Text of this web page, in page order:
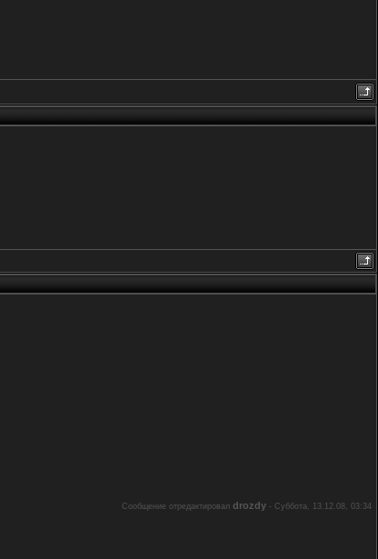
Сообщение отредактировал drozdy - Суббота, 13.12.08, 03:34